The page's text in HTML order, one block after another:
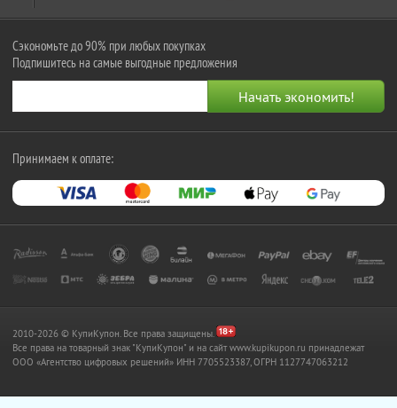
Сэкономьте до 90% при любых покупках
Подпишитесь на самые выгодные предложения
Принимаем к оплате:
2010-2026 © КупиКупон. Все права защищены.
Все права на товарный знак "КупиКупон" и на сайт www.kupikupon.ru принадлежат
OOO «Агентство цифровых решений» ИНН 7705523387, ОГРН 1127747063212